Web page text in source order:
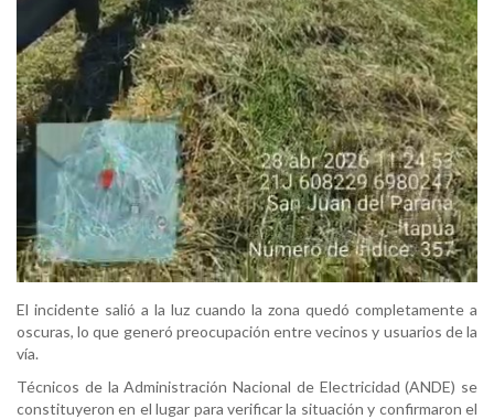
El incidente salió a la luz cuando la zona quedó completamente a
oscuras, lo que generó preocupación entre vecinos y usuarios de la
vía.
Técnicos de la Administración Nacional de Electricidad (ANDE) se
constituyeron en el lugar para verificar la situación y confirmaron el